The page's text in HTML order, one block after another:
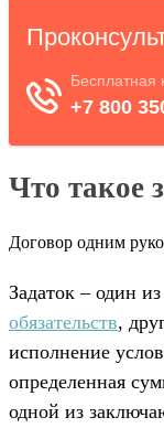
Что такое
Договор одним
Задаток – один
обязательств,
исполнение
определенная
одной из